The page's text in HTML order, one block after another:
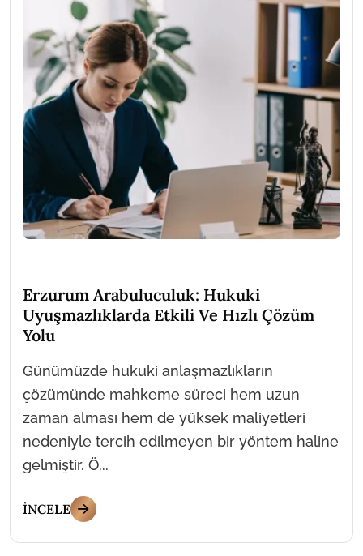
Erzurum Arabuluculuk: Hukuki
Uyuşmazlıklarda Etkili Ve Hızlı Çözüm
Yolu
Günümüzde hukuki anlaşmazlıkların
çözümünde mahkeme süreci hem uzun
zaman alması hem de yüksek maliyetleri
nedeniyle tercih edilmeyen bir yöntem haline
gelmiştir. Ö...
İNCELE